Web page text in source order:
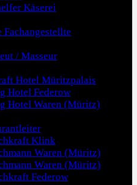
Käserei
/ Masseur
Hotel Müritzpalais
Hotel Federow
Hotel Waren (Müritz)
Klink
Waren (Müritz)
Waren (Müritz)
Federow